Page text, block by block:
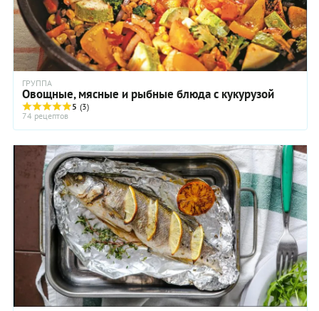
ГРУППА
Овощные, мясные и рыбные блюда с кукурузой
5 (3)
74 рецептов